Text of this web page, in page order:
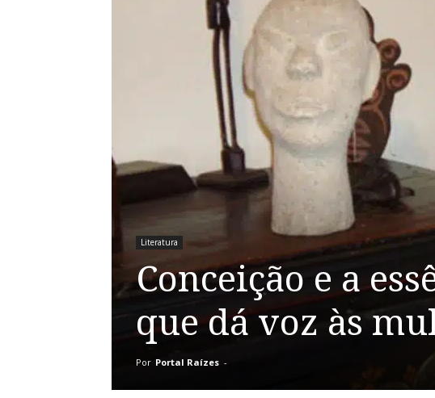
Literatura
Conceição e a
que dá voz às
Por Portal Raízes -